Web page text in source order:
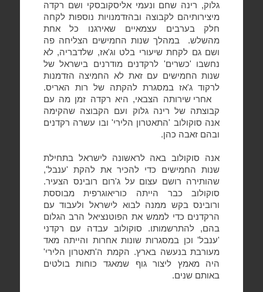
גלוק, רינה שחם ונעמי אליסקובסקי ושם רקדה
מיצירותיהם לקבוצה ובהזדמנויות נוספות לקחה
חלק בערבים עצמאיים שאירגנו כל אחת
מהשלש.
במהלך שנות החמישים הצליחה פה
ושם גם לקחת שיעורי בלט וג'אז, שלדבריה, לא
נחשבו 'כשרים' לרקדנים מודרנים בישראל של
שנות החמישים עם זאת לא החמיצה הזדמנות
לרקוד ג'אז במסגרת להקתה של רות האריס.
אחרי שירותה הצבאי, היא רקדה זמן מה עם
קבוצתה של רינה גלוק ועם הקבוצה שהקימה
אנה סוקולוב 'התאטרון הלירי' ובו עשרה רקדנים
ובהם זאבה כהן.
אנה סוקולוב באה לראשונה לישראל בתחילת
שנות החמישים כדי להכיר את להקת 'ענבל',
שהותירה רושם עצום על ג'רום רובינס הצעיר.
סוקולוב כבר הייתה כוריאוגרפית מבוססת
ורובינס בקש ממנה לבוא לישראל ולעבוד עם
הרקדנים כדי לממש את הפוטנציאל הרב הגלום
בהם, להתרשמותו. סוקולוב עבדה עם רקדני
'ענבל' וכן במסגרות שונות אחרות והייתה מאד
מעורבת בנעשה בארץ. הקמת ה'תאטרון הלירי'
היה מאמץ ליצור גוף שמאגד כוחות בולטים
באותם שנים.